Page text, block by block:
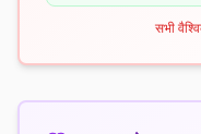
सभी